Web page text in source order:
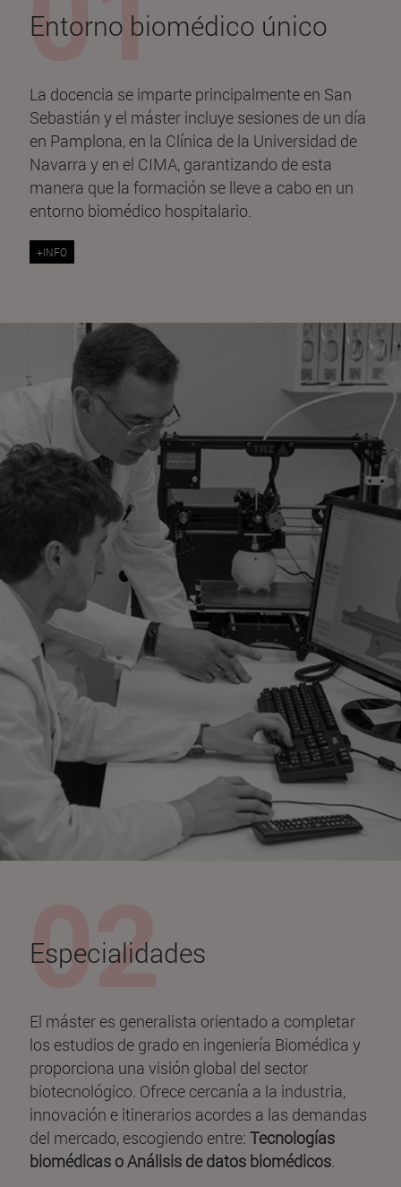
Entorno biomédico único
La docencia se imparte principalmente en San
Sebastián y el máster incluye sesiones de un día
en Pamplona, en la Clínica de la Universidad de
Navarra y en el CIMA, garantizando de esta
manera que la formación se lleve a cabo en un
entorno biomédico hospitalario.
+INFO
Especialidades
El máster es generalista orientado a completar
los estudios de grado en ingeniería Biomédica y
proporciona una visión global del sector
biotecnológico. Ofrece cercanía a la industria,
innovación e itinerarios acordes a las demandas
del mercado, escogiendo entre: Tecnologías
biomédicas o Análisis de datos biomédicos.